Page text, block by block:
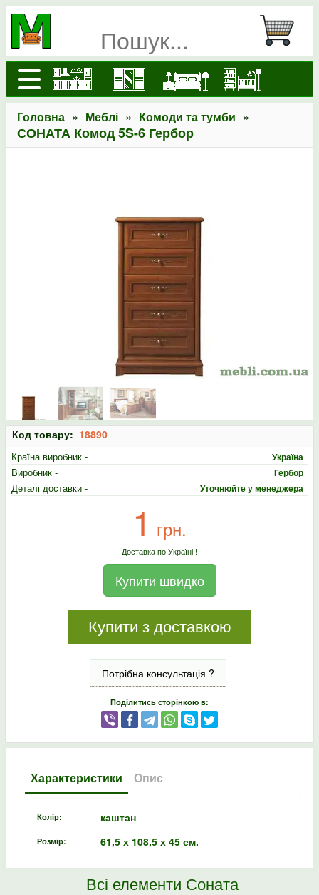
Головна » Меблі » Комоди та тумби »
СОНАТА Комод 5S-6 Гербор
Код товару: 18890
Країна виробник - Україна
Виробник - Гербор
Деталі доставки - Уточнюйте у менеджера
1 грн.
Доставка по Україні !
Купити швидко
Купити з доставкою
Потрібна консультація ?
Поділитись сторінкою в:
Характеристики Опис
Колір: каштан
Розмір: 61,5 х 108,5 х 45 см.
Всі елементи Соната